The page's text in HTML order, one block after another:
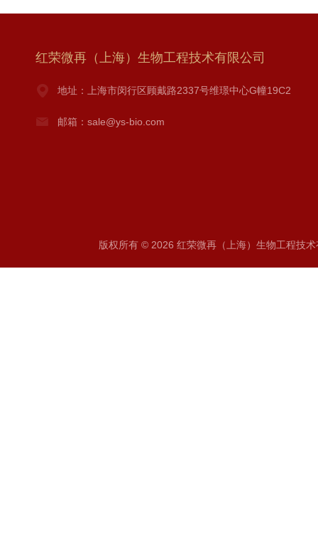
红荣微再（上海）生物工程技术有限公司
地址：上海市闵行区顾戴路2337号维璟中心G幢19C2
邮箱：sale@ys-bio.com
版权所有 © 2026 红荣微再（上海）生物工程技